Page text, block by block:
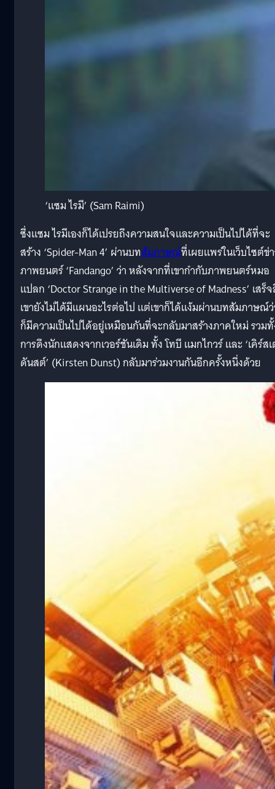
‘แซม ไรมี’ (Sam Raimi)
ซึ่งแซม ไรมีเองก็ได้เปรยถึงความสนใจและความเป็นไปได้ที่จะ
สร้าง ‘Spider-Man 4’ ผ่านบทสัมภาษณ์ที่เผยแพร่ในเว็บไซต์ข่
ภาพยนตร์ ‘Fandango’ ว่า หลังจากที่เขากำกับภาพยนตร์หมอ
แปลก ‘Doctor Strange in the Multiverse of Madness’ เสร็
เขายังไม่ได้มีแผนอะไรต่อไป แต่เขาก็ได้แง้มผ่านบทสัมภาษณ์
ก็มีความเป็นไปได้อยู่เหมือนกันที่จะกลับมาสร้างภาคใหม่ รวม
การดึงนักแสดงจากเวอร์ชันเดิม ทั้ง โทบี แมกไกวร์ และ ‘เคิร์ส
ดันสต์’ (Kirsten Dunst) กลับมาร่วมงานกันอีกครั้งหนึ่งด้วย